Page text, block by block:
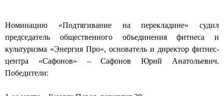
Номинацию «Подтягивание на перекладине» судил
председатель общественного объединения фитнеса и
культуризма «Энергия Про», основатель и директор фитнес-
центра «Сафонов» – Сафонов Юрий Анатольевич.
Победители: